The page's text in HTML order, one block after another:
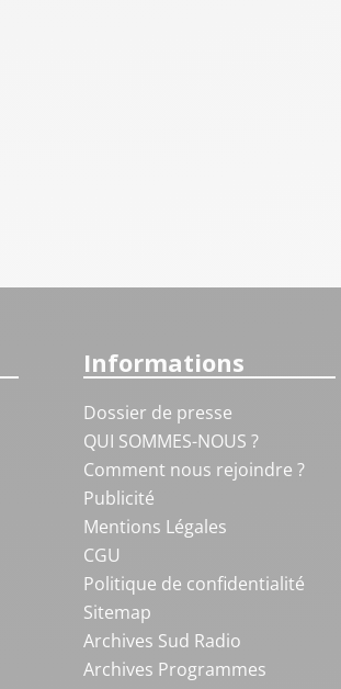
Informations
Dossier de presse
QUI SOMMES-NOUS ?
Comment nous rejoindre ?
Publicité
Mentions Légales
CGU
Politique de confidentialité
Sitemap
Archives Sud Radio
Archives Programmes